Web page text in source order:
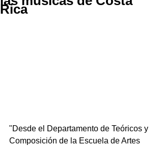
Rica
"Desde el Departamento de Teóricos y
Composición de la Escuela de Artes